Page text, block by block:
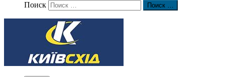
Поиск
Поиск …